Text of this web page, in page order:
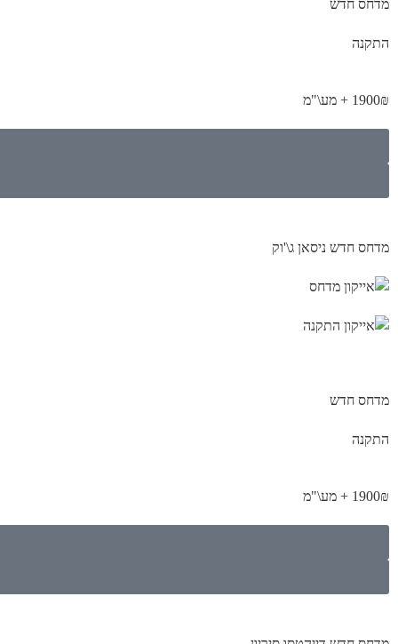
מדחס חדש
התקנה
1900₪ + מע\"מ
מדחס חדש ניסאן ג\'וק
מדחס חדש
התקנה
1900₪ + מע\"מ